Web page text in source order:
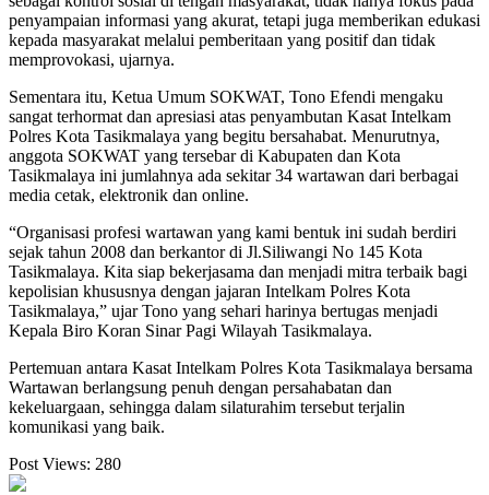
penyampaian informasi yang akurat, tetapi juga memberikan edukasi
kepada masyarakat melalui pemberitaan yang positif dan tidak
memprovokasi, ujarnya.
Sementara itu, Ketua Umum SOKWAT, Tono Efendi mengaku
sangat terhormat dan apresiasi atas penyambutan Kasat Intelkam
Polres Kota Tasikmalaya yang begitu bersahabat. Menurutnya,
anggota SOKWAT yang tersebar di Kabupaten dan Kota
Tasikmalaya ini jumlahnya ada sekitar 34 wartawan dari berbagai
media cetak, elektronik dan online.
“Organisasi profesi wartawan yang kami bentuk ini sudah berdiri
sejak tahun 2008 dan berkantor di Jl.Siliwangi No 145 Kota
Tasikmalaya. Kita siap bekerjasama dan menjadi mitra terbaik bagi
kepolisian khususnya dengan jajaran Intelkam Polres Kota
Tasikmalaya,” ujar Tono yang sehari harinya bertugas menjadi
Kepala Biro Koran Sinar Pagi Wilayah Tasikmalaya.
Pertemuan antara Kasat Intelkam Polres Kota Tasikmalaya bersama
Wartawan berlangsung penuh dengan persahabatan dan
kekeluargaan, sehingga dalam silaturahim tersebut terjalin
komunikasi yang baik.
Post Views: 280